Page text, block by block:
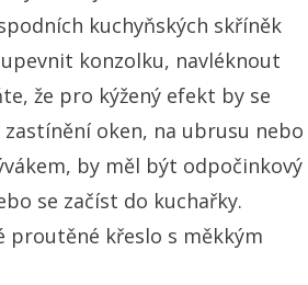
kuchyňských skříněk
konzolku, navléknout
že pro kýžený efekt by se
oken, na ubrusu nebo
by měl být odpočinkový
se začíst do kuchařky.
křeslo s měkkým